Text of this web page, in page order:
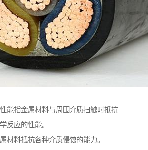
能指金属材料与周围介质扫触时抵抗
反应的性能。
材料抵抗各种介质侵蚀的能力。